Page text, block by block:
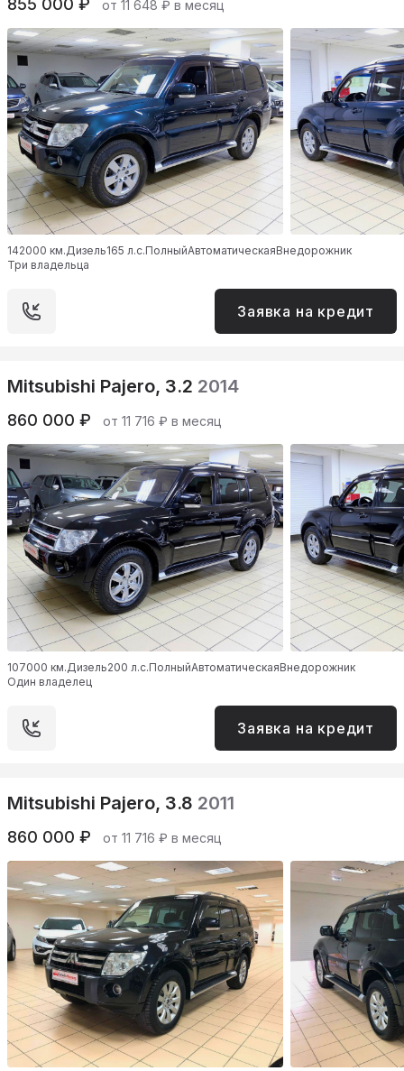
855 000 ₽ от 11 648 ₽ в месяц
142000 км.Дизель165 л.с.ПолныйАвтоматическаяВнедорожник
Три владельца
Заявка на кредит
Mitsubishi Pajero, 3.2 2014
860 000 ₽ от 11 716 ₽ в месяц
107000 км. Дизель200 л.с.ПолныйАвтоматическаяВнедорожник
Один владелец
Заявка на кредит
Mitsubishi Pajero, 3.8 2011
860 000 ₽ от 11 716 ₽ в месяц